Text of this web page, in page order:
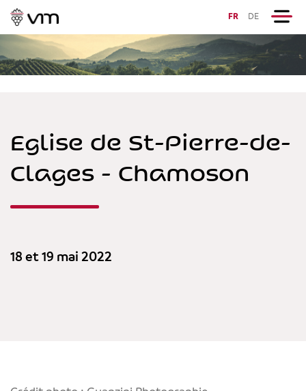
FR DE
Eglise de St-Pierre-de-
Clages - Chamoson
18 et 19 mai 2022